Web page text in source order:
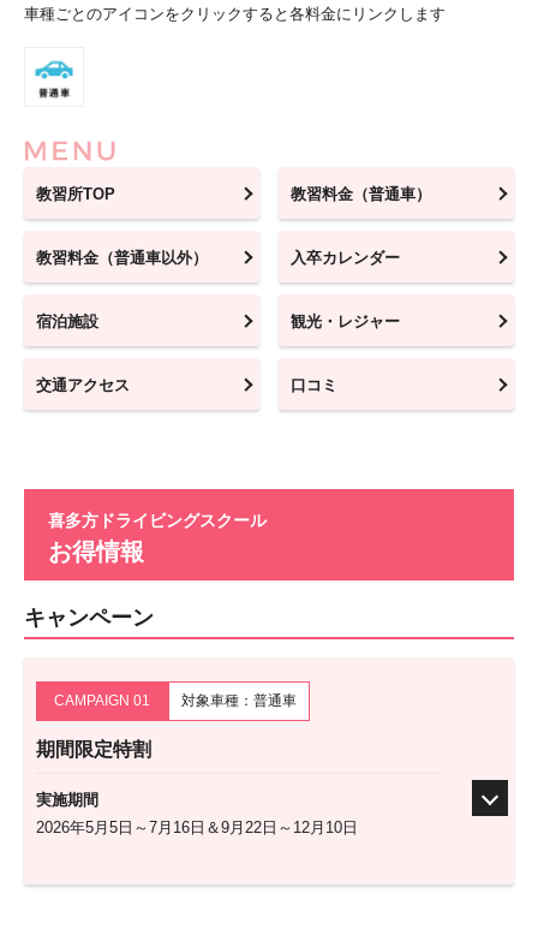
車種ごとのアイコンをクリックすると各料金にリンクします
教習所TOP 教習料金（普通車）
教習料金（普通車以外） 入卒カレンダー
宿泊施設 観光・レジャー
交通アクセス 口コミ
喜多方ドライビングスクール
お得情報
キャンペーン
CAMPAIGN 01 対象車種：普通車
期間限定特割
実施期間
2026年5月5日～7月16日＆9月22日～12月10日